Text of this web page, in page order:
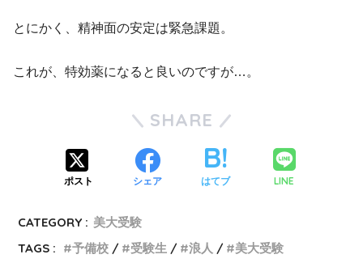
とにかく、精神面の安定は緊急課題。
これが、特効薬になると良いのですが…。
SHARE
ポスト シェア はてブ LINE
CATEGORY : 美大受験
TAGS :
予備校 受験生 浪人 美大受験